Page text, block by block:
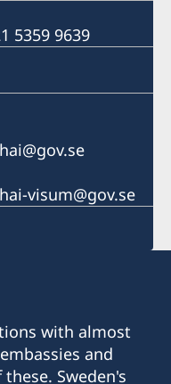
5359 9639
visum@gov.se
with almost
and
Sweden's